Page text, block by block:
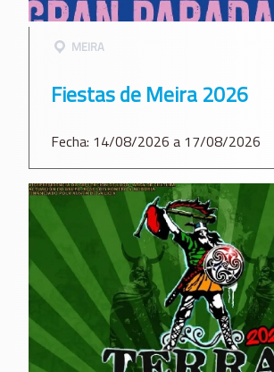
MEIRA
Fiestas de Meira 2026
Fecha: 14/08/2026 a 17/08/2026